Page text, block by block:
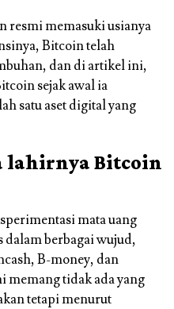
resmi memasuki usianya
Bitcoin telah
dan di artikel ini,
sejak awal ia
satu aset digital yang
lahirnya Bitcoin
mata uang
dalam berbagai wujud,
B-money, dan
memang tidak ada yang
tetapi menurut